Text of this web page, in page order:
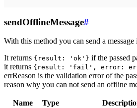
sendOfflineMessage#
With this method you can send a
It returns {result: 'ok'} if the passed
it returns {result: 'fail', error:
errReason is the validation error of the
reason why you can not send an offline
Name Type